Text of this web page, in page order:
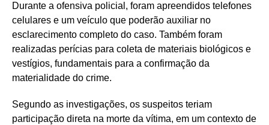
Durante a ofensiva policial, foram apreendidos telefones
celulares e um veículo que poderão auxiliar no
esclarecimento completo do caso. Também foram
realizadas perícias para coleta de materiais biológicos e
vestígios, fundamentais para a confirmação da
materialidade do crime.
Segundo as investigações, os suspeitos teriam
participação direta na morte da vítima, em um contexto de